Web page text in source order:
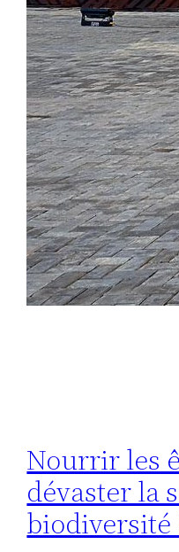
Nourrir les
dévaster la
biodiversité